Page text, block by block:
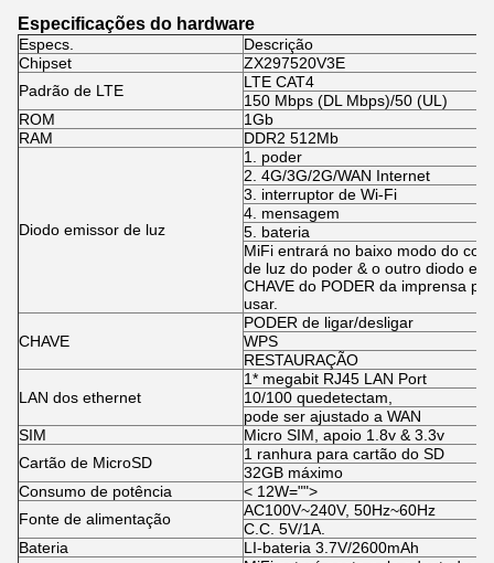
Especificações do hardware
Especs.
Descrição
Chipset
ZX297520V3E
Padrão de LTE
LTE CAT4
150 Mbps (DL Mbps)/50 (UL)
ROM
1Gb
RAM
DDR2 512Mb
Diodo emissor de luz
1.
poder
2. 4G/3G/2G/WAN Internet
3.
interruptor de Wi-Fi
4. mensagem
5. bateria
MiFi entrará no baixo modo do
de luz do poder & o outro diodo
CHAVE do PODER da imprensa
usar.
CHAVE
PODER de ligar/desligar
WPS
RESTAURAÇÃO
LAN dos ethernet
1* megabit RJ45 LAN Port
10/100 quedetectam,
pode ser ajustado a WAN
SIM
Micro SIM, apoio 1.8v & 3.3v
Cartão de MicroSD
1 ranhura para cartão do SD
32GB máximo
Consumo de potência
< 12W="">
Fonte de alimentação
AC100V~240V, 50Hz~60Hz
C.C. 5V/1A.
Bateria
LI-bateria 3.7V/2600mAh